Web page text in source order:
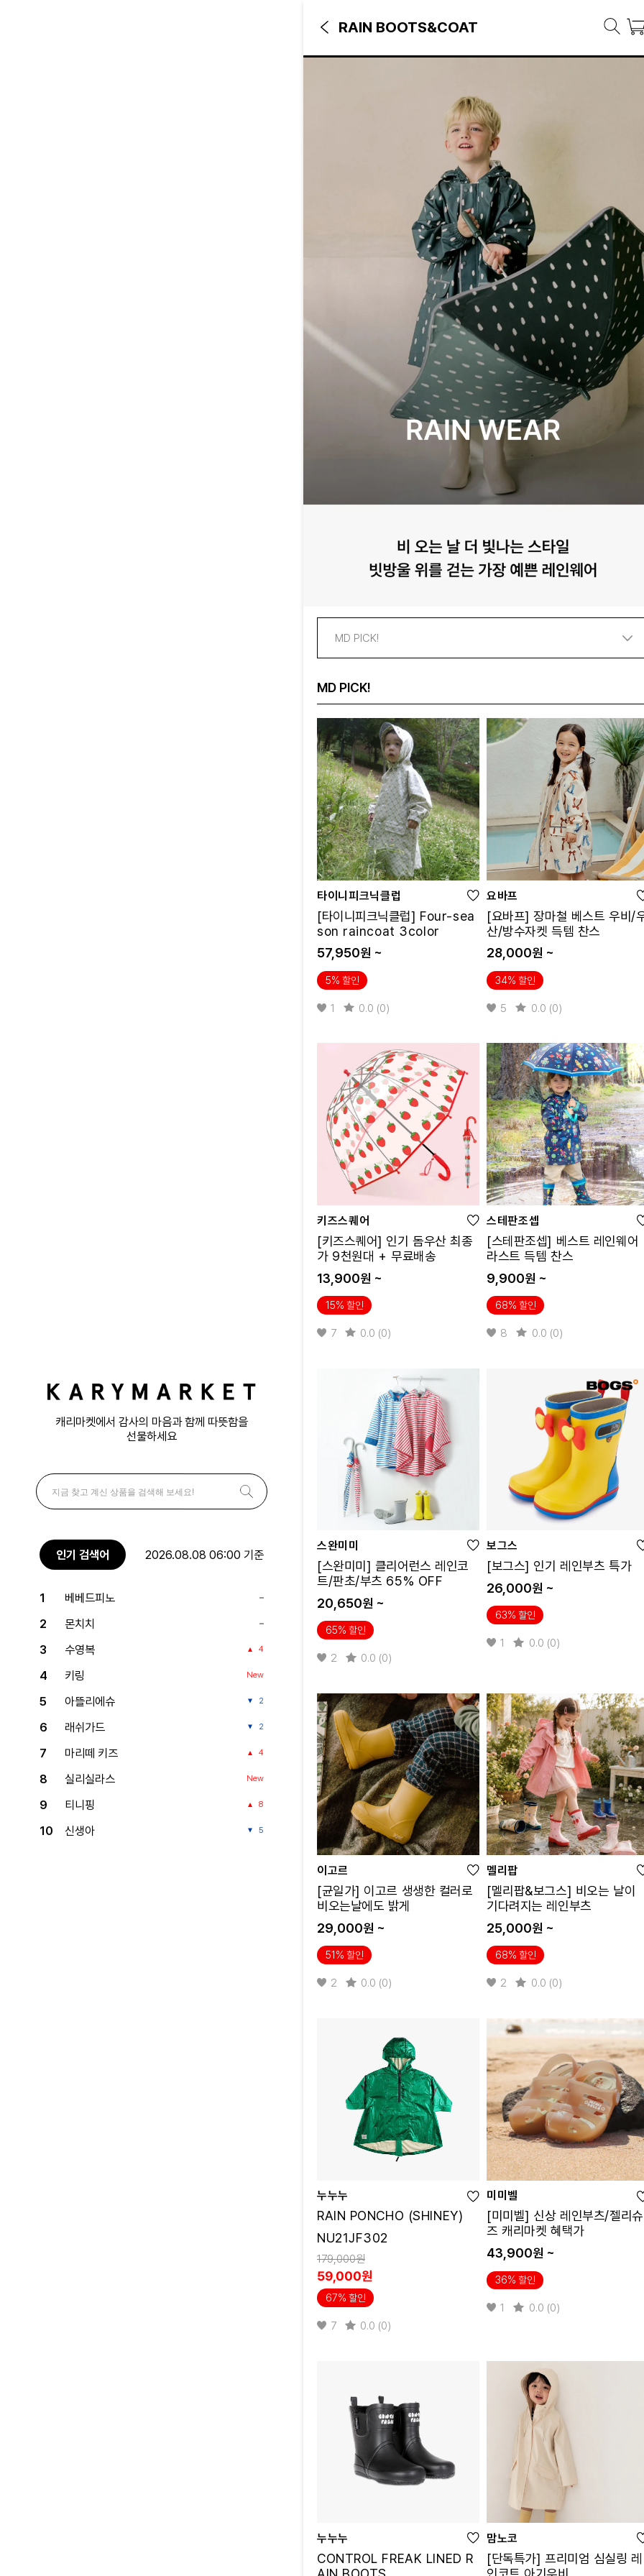
캐리마켓에서 감사의 마음과 함께 따뜻함을
선물하세요
인기 검색어 2026.08.08 06:00 기준
1
베베드피노
2
몬치치
3
수영복 4
4 키링 New
5 아뜰리에슈 2
6 래쉬가드 2
7 마리떼 키즈 4
8 실리실라스 New
9 티니핑 8
10 신생아 5
RAIN BOOTS&COAT
MD PICK!
타이니피크닉클럽
[타이니피크닉클럽] Four-sea
son raincoat 3color
57,950원 ~
5% 할인
1 0.0 (0)
요바프
[요바프] 장마철 베스트 우비/
산/방수자켓 득템 찬스
28,000원 ~
34% 할인
5 0.0 (0)
키즈스퀘어
[키즈스퀘어] 인기 돔우산 최종
가 9천원대 + 무료배송
13,900원 ~
15% 할인
7 0.0 (0)
스테판조셉
[스테판조셉] 베스트 레인웨어
라스트 득템 찬스
9,900원 ~
68% 할인
8 0.0 (0)
스완미미
[스완미미] 클리어런스 레인코
트/판초/부츠 65% OFF
20,650원 ~
65% 할인
2 0.0 (0)
보그스
[보그스] 인기 레인부츠 특가
26,000원 ~
63% 할인
1 0.0 (0)
이고르
[균일가] 이고르 생생한 컬러로
비오는날에도 밝게
29,000원 ~
51% 할인
2 0.0 (0)
멜리팝
[멜리팝&보그스] 비오는 날이
기다려지는 레인부츠
25,000원 ~
68% 할인
2 0.0 (0)
누누누
RAIN PONCHO (SHINEY)
NU21JF302
179,000원
59,000원
67% 할인
7 0.0 (0)
미미벨
[미미벨] 신상 레인부츠/젤리슈
즈 캐리마켓 혜택가
43,900원 ~
36% 할인
1 0.0 (0)
누누누
CONTROL FREAK LINED R
맘노코
[단독특가] 프리미엄 심실링 레